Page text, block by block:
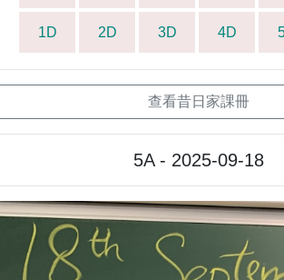
1D 2D 3D 4D
查看昔日家課冊
5A - 2025-09-18